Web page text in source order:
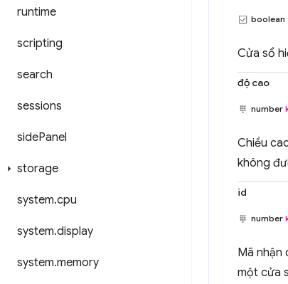
runtime
scripting
search
sessions
sidePanel
storage
system.cpu
system.display
system.memory
boolean
Cửa sổ
độ cao
number
Chiều
không
id
number
Mã nhận
một cửa